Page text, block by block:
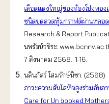
เลือดแดงใหญ่ช่องท้องโป่งพอง
ชนิดขดลวดหุ้มกราฟต์ผ่านหลอ
Research & Report
นพรัตน์วชิระ:
7 สิงหาคม 2568. 1-16.
นลินภัสร์ โสมรักษ์นิชา. (2568).
ภาวะความดันโลหิตสูงร่วมกับภ
Care for Un booked